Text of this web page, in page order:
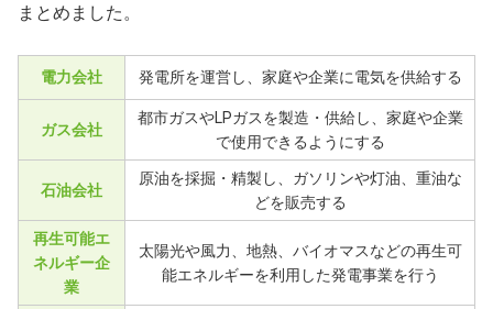
まとめました。
電力会社 発電所を運営し、家庭や企業に電気を供給する
ガス会社
都市ガスやLPガスを製造・供給し、家庭や企業
で使用できるようにする
石油会社
原油を採掘・精製し、ガソリンや灯油、重油な
どを販売する
再生可能エ
ネルギー企
業
太陽光や風力、地熱、バイオマスなどの再生可
能エネルギーを利用した発電事業を行う